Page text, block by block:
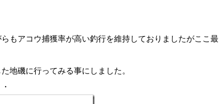
もアコウ捕獲率が高い釣行を維持しておりましたがここ最
地磯に行ってみる事にしました。